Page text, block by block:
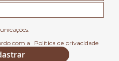
com a
Política de privacidade